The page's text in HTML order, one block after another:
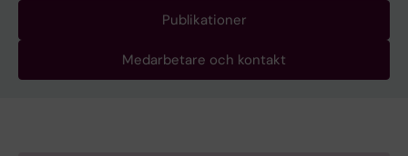
Publikationer
Medarbetare och kontakt